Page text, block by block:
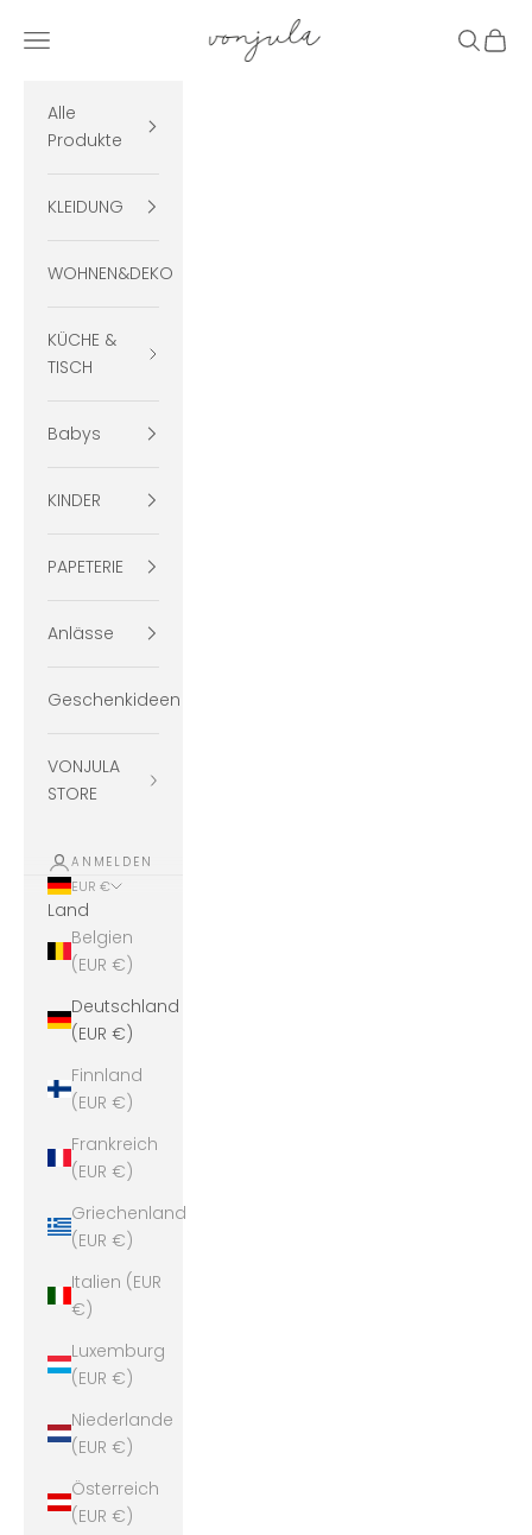
vonjula
Menü Suchen
Alle
Produkte
KLEIDUNG
WOHNEN&DEKO
KÜCHE &
TISCH
Babys
KINDER
PAPETERIE
Anlässe
Geschenkideen
VONJULA
STORE
ANMELDEN
EUR €
Land
Belgien
(EUR €)
Deutschland
(EUR €)
Finnland
(EUR €)
Frankreich
(EUR €)
Griechenland
(EUR €)
Italien (EUR
€)
Luxemburg
(EUR €)
Niederlande
(EUR €)
Österreich
(EUR €)